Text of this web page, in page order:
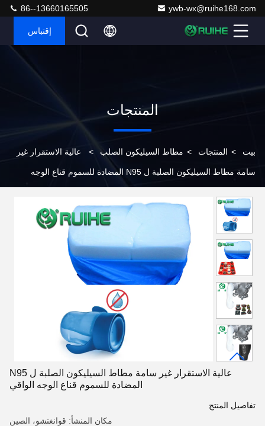
ywb-wx@ruihe168.com
86--13660165505
إقتباس
المنتجات
بيت > المنتجات > مطاط السيليكون الصلب > عالية الاستقرار غير
سامة مطاط السيليكون الصلبة ل N95 المضادة للسموم قناع الوجه
عالية الاستقرار غير سامة مطاط السيليكون الصلبة ل N95
المضادة للسموم قناع الوجه الواقي
تفاصيل المنتج
مكان المنشأ: قوانغتشو، الصين